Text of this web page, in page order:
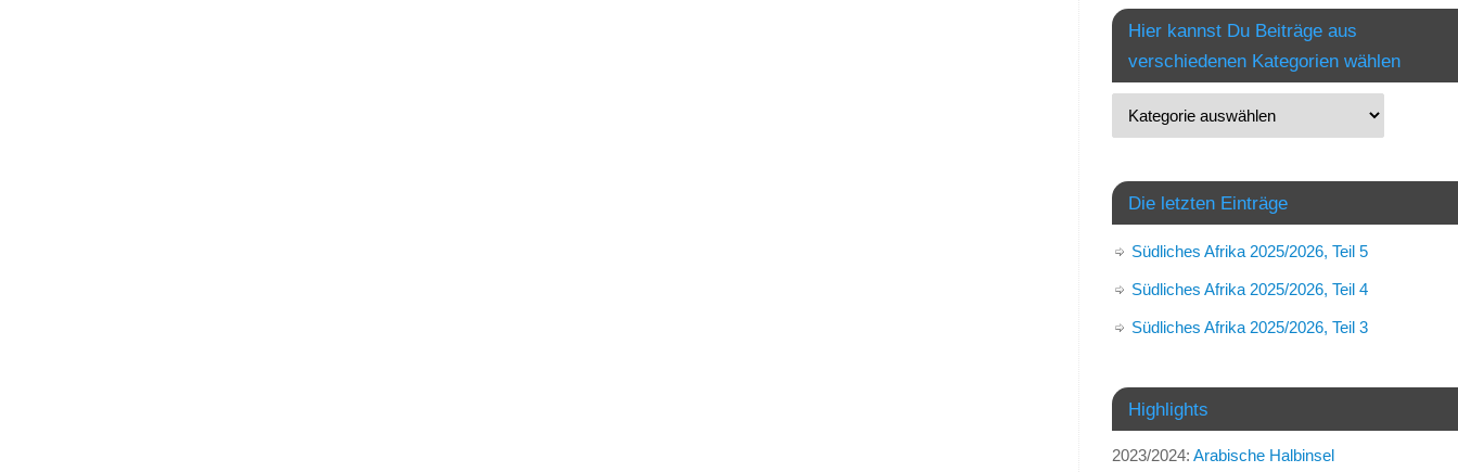
Hier kannst Du Beiträge aus
verschiedenen Kategorien wählen
Die letzten Einträge
Südliches Afrika 2025/2026, Teil 5
Südliches Afrika 2025/2026, Teil 4
Südliches Afrika 2025/2026, Teil 3
Highlights
2023/2024: Arabische Halbinsel